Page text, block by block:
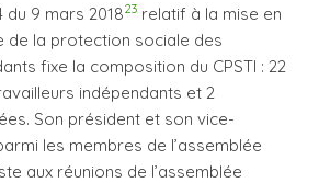
du 9 mars 201823 relatif à la mise en
la protection sociale des
fixe la composition du CPSTI : 22
indépendants et 2
Son président et son vice-
les membres de l’assemblée
aux réunions de l’assemblée